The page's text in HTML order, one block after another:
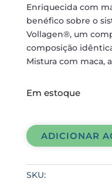
Enriquecida com
benéfico sobre o
Vollagen®, um
composição
Mistura com maca,
Em estoque
BOOSTERS
VEGAN
quantidade
ADICIONAR
SKU: